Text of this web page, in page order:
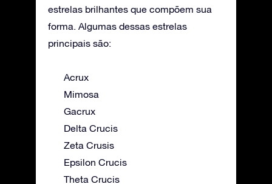
estrelas brilhantes que compõem sua
forma. Algumas dessas estrelas
principais são:
Acrux
Mimosa
Gacrux
Delta Crucis
Zeta Crusis
Epsilon Crucis
Theta Crucis